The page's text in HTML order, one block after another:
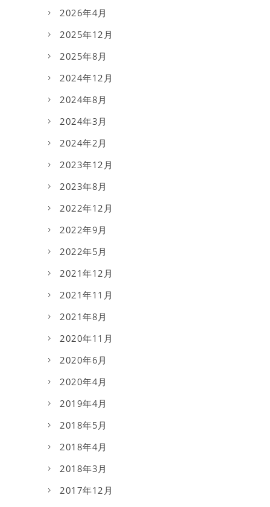
2026年4月
2025年12月
2025年8月
2024年12月
2024年8月
2024年3月
2024年2月
2023年12月
2023年8月
2022年12月
2022年9月
2022年5月
2021年12月
2021年11月
2021年8月
2020年11月
2020年6月
2020年4月
2019年4月
2018年5月
2018年4月
2018年3月
2017年12月